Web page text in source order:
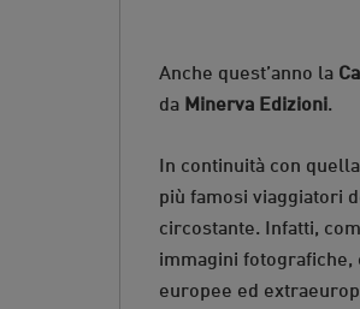
Anche quest’anno la
da Minerva Edizioni.
In continuità con
più famosi viaggiatori
circostante. Infatti,
immagini
europee ed